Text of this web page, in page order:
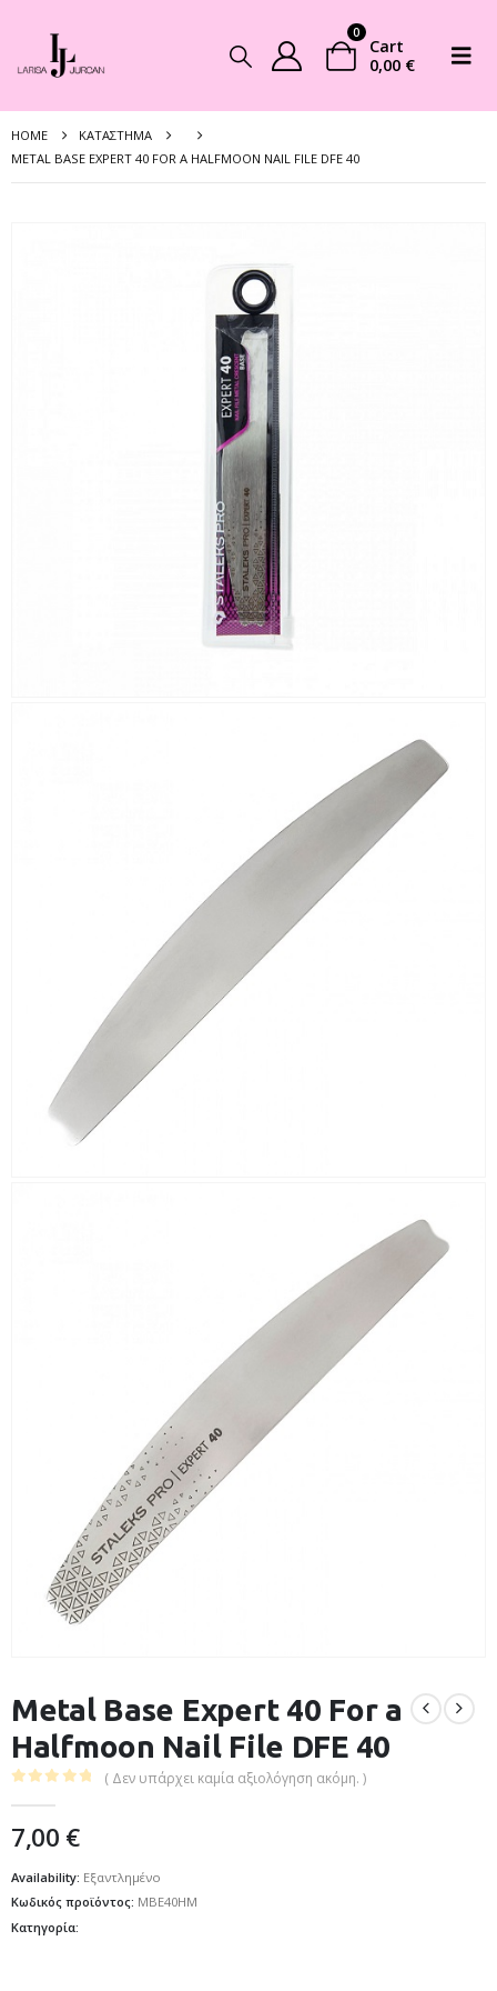
0
Cart
0,00 €
HOME
ΚΑΤΆΣΤΗΜΑ
METAL BASE EXPERT 40 FOR A HALFMOON NAIL FILE DFE 40
Metal Base Expert 40 For a
Halfmoon Nail File DFE 40
( Δεν υπάρχει καμία αξιολόγηση ακόμη. )
7,00 €
Availability: Εξαντλημένο
Κωδικός προϊόντος: MBE40HM
Κατηγορία: